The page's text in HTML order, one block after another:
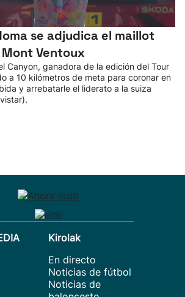
se adjudica el maillot
Ventoux
Canyon, ganadora de la edición del Tour
a 10 kilómetros de meta para coronar en
y arrebatarle el liderato a la suiza
Kirolak
En directo
Noticias de fútbol
Noticias de